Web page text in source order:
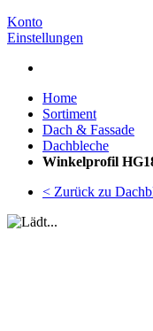
Konto
Einstellungen
Home
Sortiment
Dach & Fassade
Dachbleche
Winkelprofil
< Zurück zu